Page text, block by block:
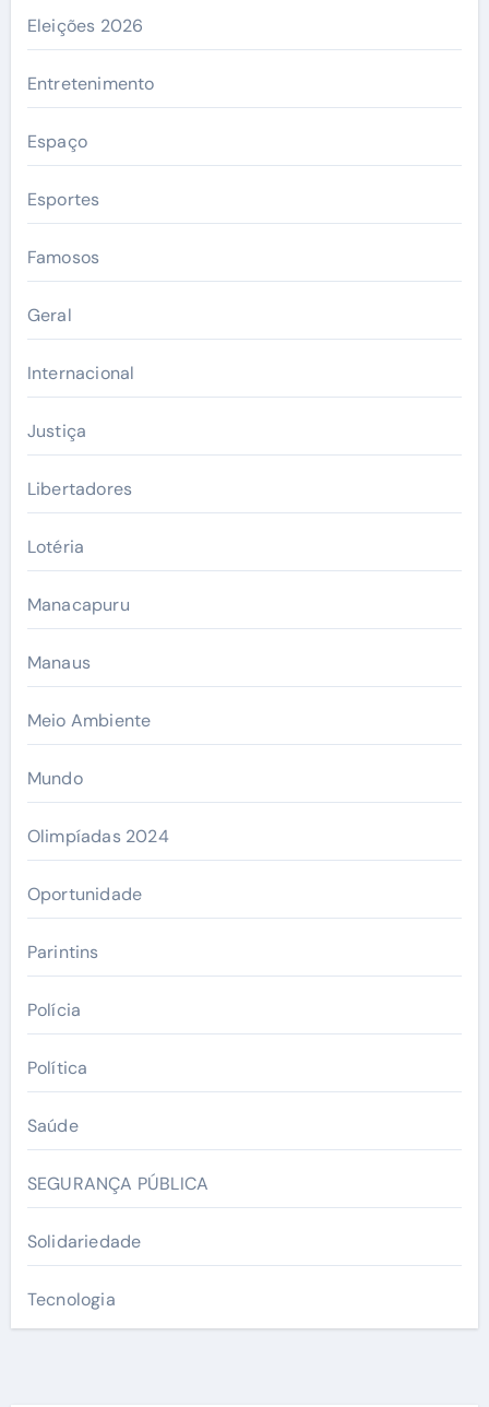
Eleições 2026
Entretenimento
Espaço
Esportes
Famosos
Geral
Internacional
Justiça
Libertadores
Lotéria
Manacapuru
Manaus
Meio Ambiente
Mundo
Olimpíadas 2024
Oportunidade
Parintins
Polícia
Política
Saúde
SEGURANÇA PÚBLICA
Solidariedade
Tecnologia